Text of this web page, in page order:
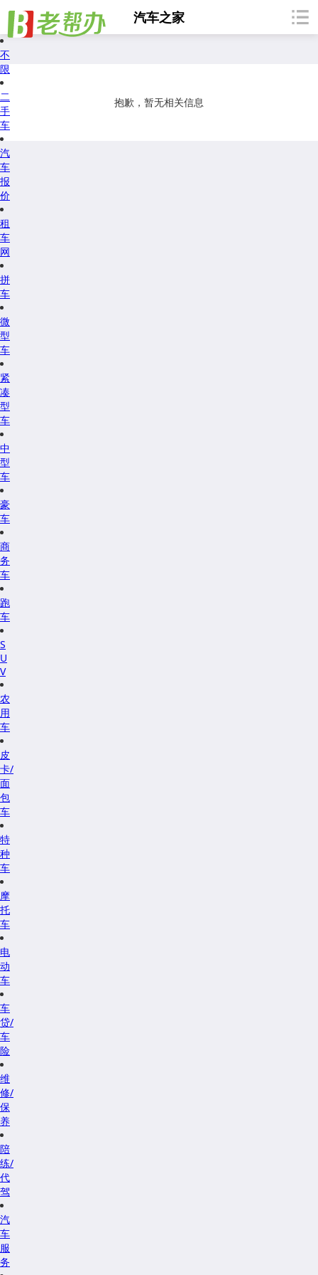
汽车之家
不
限
二
手
车
汽
车
报
价
租
车
网
拼
车
微
型
车
紧
凑
型
车
中
型
车
豪
车
商
务
车
跑
车
S
U
V
农
用
车
皮
卡/
面
包
车
特
种
车
摩
托
车
电
动
车
车
贷/
车
险
维
修/
保
养
陪
练/
代
驾
汽
车
服
务
抱歉，暂无相关信息